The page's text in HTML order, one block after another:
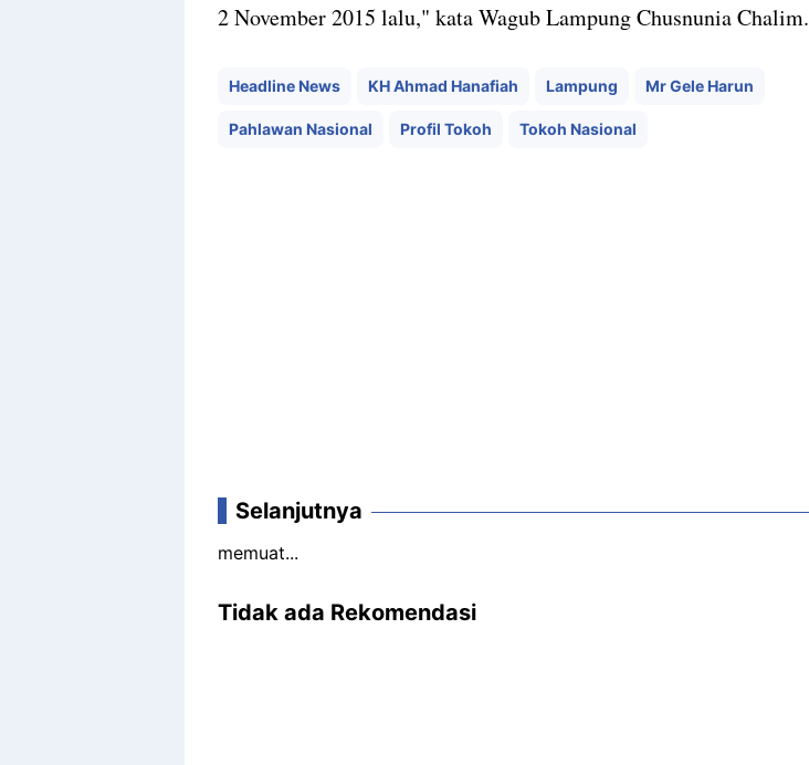
2 November 2015 lalu," kata Wagub Lampung Chusnunia Chalim.
Headline News KH Ahmad Hanafiah Lampung Mr Gele Harun
Pahlawan Nasional Profil Tokoh Tokoh Nasional
Selanjutnya
memuat...
Tidak ada Rekomendasi